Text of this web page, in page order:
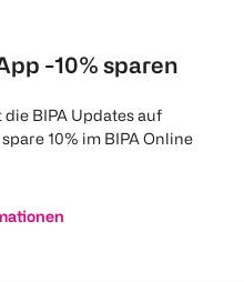
-10% sparen
BIPA Updates auf
10% im BIPA Online